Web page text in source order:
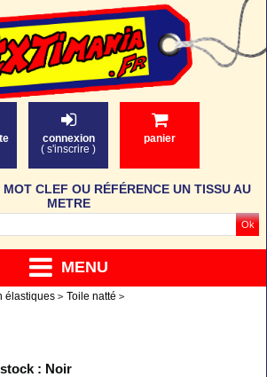
connexion
( s'inscrire )
panier
MENU
MOT CLEF OU RÉFÉRENCE UN TISSU AU
METRE
élastiques Toile natté
: Noir